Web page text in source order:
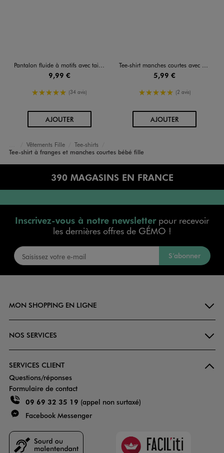
Pantalon fluide à motifs avec taille élastique bébé fille
9,99 €
5/5 de moyenne
(34 avis)
AJOUTERAU PANIER
Tee-shirt manches courtes avec haut brodé bébé fille
5,99 €
5/5 de moyenne
(2 avis)
AJOUTERAU PANIER
Accueil
Bébé
Vêtements Fille
Tee-shirts
Tee-shirt à franges et manches courtes bébé fille
390 MAGASINS EN FRANCE
Inscrivez-vous à notre newsletterpour recevoir
les dernières offres de GÉMO !
S’abonner
MON SHOPPING EN LIGNE
NOS SERVICES
SERVICES CLIENT
Questions/réponses
Formulaire de contact
09 69 32 35 19 (appel non surtaxé)
Facebook Messenger
Faciliti